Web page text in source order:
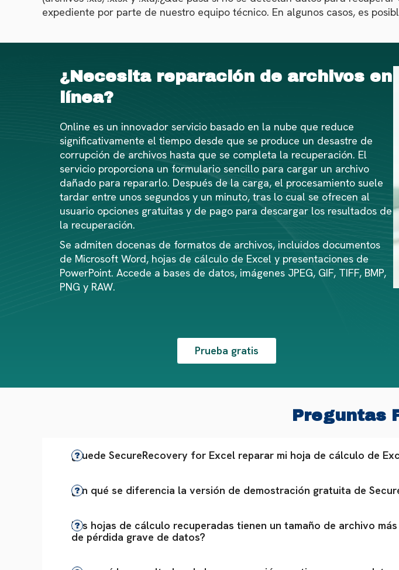
expediente por parte de nuestro equipo técnico. En algunos casos, es
¿Necesita reparación de archivos en
línea?
Online es un innovador servicio basado en la nube que reduce
significativamente el tiempo desde que se produce un desastre de
corrupción de archivos hasta que se completa la recuperación. El
servicio proporciona un formulario sencillo para cargar un archivo
dañado para repararlo. Después de la carga, el procesamiento suele
tardar entre unos segundos y un minuto, tras lo cual se ofrecen al
usuario opciones gratuitas y de pago para descargar los resultados de
la recuperación.
Se admiten docenas de formatos de archivos, incluidos documentos
de Microsoft Word, hojas de cálculo de Excel y presentaciones de
PowerPoint. Accede a bases de datos, imágenes JPEG, GIF, TIFF, BMP,
PNG y RAW.
Prueba gratis
Preguntas
¿Puede SecureRecovery for Excel reparar mi hoja de cálculo de
¿En qué se diferencia la versión de demostración gratuita de
Mis hojas de cálculo recuperadas tienen un tamaño de archivo
de pérdida grave de datos?